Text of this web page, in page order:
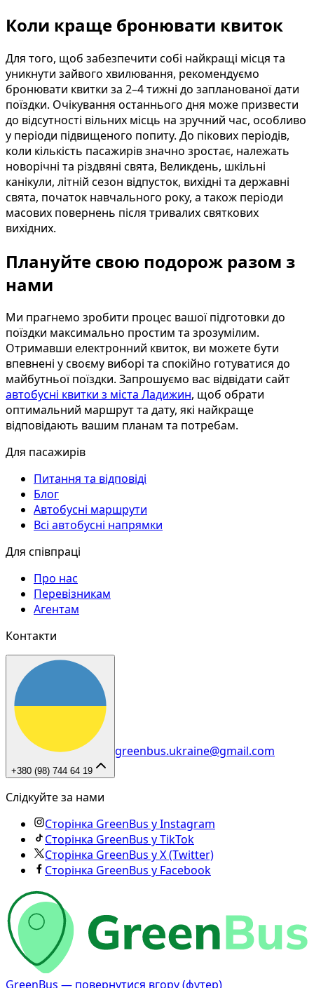
Коли краще бронювати квиток
Для того, щоб забезпечити собі найкращі місця та
уникнути зайвого хвилювання, рекомендуємо
бронювати квитки за 2–4 тижні до запланованої дати
поїздки. Очікування останнього дня може призвести
до відсутності вільних місць на зручний час, особливо
у періоди підвищеного попиту. До пікових періодів,
коли кількість пасажирів значно зростає, належать
новорічні та різдвяні свята, Великдень, шкільні
канікули, літній сезон відпусток, вихідні та державні
свята, початок навчального року, а також періоди
масових повернень після тривалих святкових
вихідних.
Плануйте свою подорож разом з
нами
Ми прагнемо зробити процес вашої підготовки до
поїздки максимально простим та зрозумілим.
Отримавши електронний квиток, ви можете бути
впевнені у своєму виборі та спокійно готуватися до
майбутньої поїздки. Запрошуємо вас відвідати сайт
автобусні квитки з міста Ладижин, щоб обрати
оптимальний маршрут та дату, які найкраще
відповідають вашим планам та потребам.
Для пасажирів
Питання та відповіді
Блог
Автобусні маршрути
Всі автобусні напрямки
Для співпраці
Про нас
Перевізникам
Агентам
Контакти
+380 (98) 744 64 19
greenbus.ukraine@gmail.com
Слідкуйте за нами
Сторінка GreenBus у Instagram
Сторінка GreenBus у TikTok
Сторінка GreenBus у X (Twitter)
Сторінка GreenBus у Facebook
GreenBus — повернутися вгору (футер)